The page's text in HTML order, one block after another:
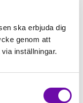
ska erbjuda dig
genom att
inställningar.